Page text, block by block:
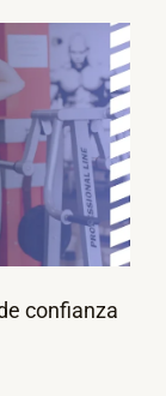
confianza